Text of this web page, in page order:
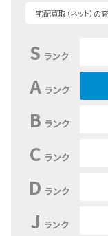
宅配買取（ネット）の
S ランク
A ランク
B ランク
C ランク
D ランク
J ランク